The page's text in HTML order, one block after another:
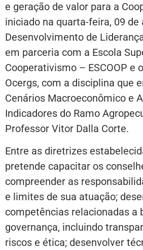
e geração de valor para a
iniciado na quarta-feira, 09 de
Desenvolvimento de
em parceria com a Escola
Cooperativismo – ESCOOP e
Ocergs, com a disciplina que
Cenários Macroeconômico e
Indicadores do Ramo
Professor Vitor Dalla Corte.
Entre as diretrizes
pretende capacitar os
compreender as
e limites de sua atuação;
competências relacionadas a
governança, incluindo
riscos e ética; desenvolver